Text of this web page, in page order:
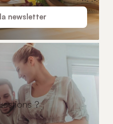
newsletter
?